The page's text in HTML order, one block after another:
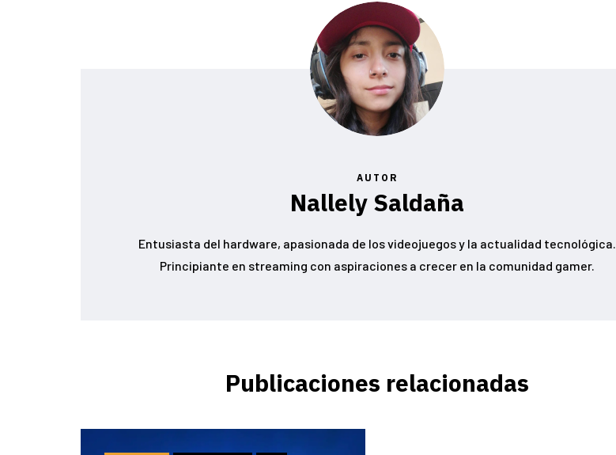
AUTOR
Nallely Saldaña
Entusiasta del hardware, apasionada de los videojuegos y la actualidad tecnológica.
Principiante en streaming con aspiraciones a crecer en la comunidad gamer.
Publicaciones relacionadas